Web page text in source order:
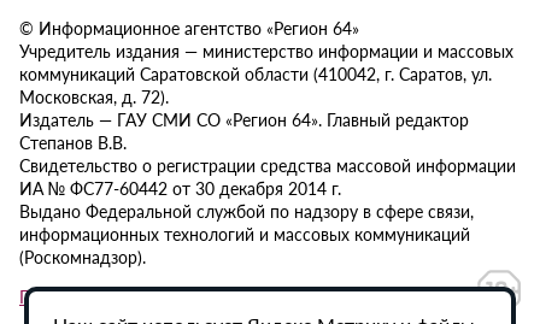
© Информационное агентство «Регион 64»
Учредитель издания — министерство информации и массовых
коммуникаций Саратовской области (410042, г. Саратов, ул.
Московская, д. 72).
Издатель — ГАУ СМИ СО «Регион 64». Главный редактор
Степанов В.В.
Свидетельство о регистрации средства массовой информации
ИА № ФС77-60442 от 30 декабря 2014 г.
Выдано Федеральной службой по надзору в сфере связи,
информационных технологий и массовых коммуникаций
(Роскомнадзор).
Политика в отношении обработки персональных данных